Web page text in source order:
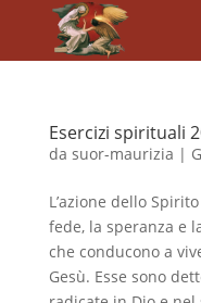
Esercizi spirituali
da suor-maurizia |
L’azione dello
fede, la speranza e
che conducono a
Gesù. Esse sono